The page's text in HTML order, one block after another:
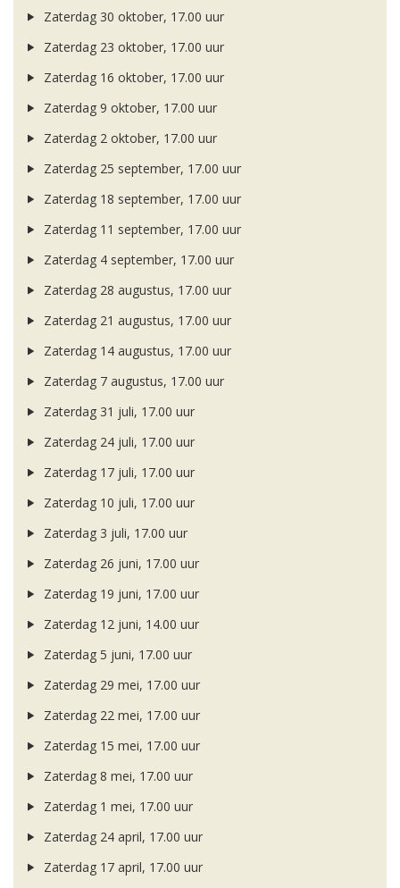
Zaterdag 30 oktober, 17.00 uur
Zaterdag 23 oktober, 17.00 uur
Zaterdag 16 oktober, 17.00 uur
Zaterdag 9 oktober, 17.00 uur
Zaterdag 2 oktober, 17.00 uur
Zaterdag 25 september, 17.00 uur
Zaterdag 18 september, 17.00 uur
Zaterdag 11 september, 17.00 uur
Zaterdag 4 september, 17.00 uur
Zaterdag 28 augustus, 17.00 uur
Zaterdag 21 augustus, 17.00 uur
Zaterdag 14 augustus, 17.00 uur
Zaterdag 7 augustus, 17.00 uur
Zaterdag 31 juli, 17.00 uur
Zaterdag 24 juli, 17.00 uur
Zaterdag 17 juli, 17.00 uur
Zaterdag 10 juli, 17.00 uur
Zaterdag 3 juli, 17.00 uur
Zaterdag 26 juni, 17.00 uur
Zaterdag 19 juni, 17.00 uur
Zaterdag 12 juni, 14.00 uur
Zaterdag 5 juni, 17.00 uur
Zaterdag 29 mei, 17.00 uur
Zaterdag 22 mei, 17.00 uur
Zaterdag 15 mei, 17.00 uur
Zaterdag 8 mei, 17.00 uur
Zaterdag 1 mei, 17.00 uur
Zaterdag 24 april, 17.00 uur
Zaterdag 17 april, 17.00 uur